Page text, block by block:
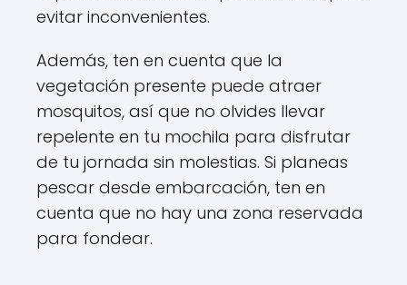
evitar inconvenientes.
Además, ten en cuenta que la
vegetación presente puede atraer
mosquitos, así que no olvides llevar
repelente en tu mochila para disfrutar
de tu jornada sin molestias. Si planeas
pescar desde embarcación, ten en
cuenta que no hay una zona reservada
para fondear.